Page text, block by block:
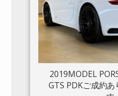
2019MODEL
GTS PDKご成約